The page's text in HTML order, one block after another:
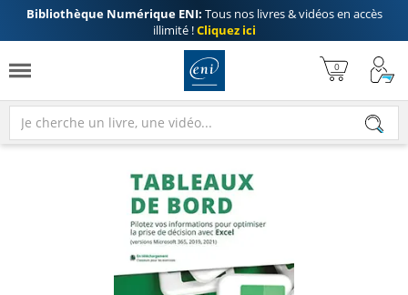
Bibliothèque Numérique ENI: Tous nos livres & vidéos en accès
illimité !Cliquez ici